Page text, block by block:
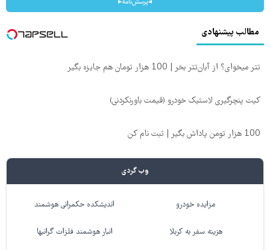
◂پرسش‌نامه▸
مطالب پیشنهادی
تتر میخوای؟ از آبان‌تتر بخر | 100 هزار تومان هم جایزه بگیر
کیت پنچرگیری لاستیک خودرو (قیمت باورنکردنی)
100 هزار تومن پاداش بگیر | ثبت نام کن
وب گردی
مزایده خودرو اندیشکده حکمرانی هوشمند
هزینه سفر به کربلا انبار هوشمند فلزات گرانبها